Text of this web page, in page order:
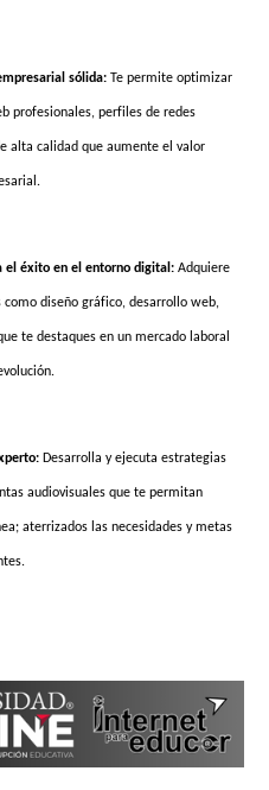
sólida: Te permite optimizar
profesionales, perfiles de redes
alta calidad que aumente el valor
el éxito en el entorno digital: Adquiere
diseño gráfico, desarrollo web,
te destaques en un mercado laboral
Desarrolla y ejecuta estrategias
audiovisuales que te permitan
aterrizados las necesidades y metas